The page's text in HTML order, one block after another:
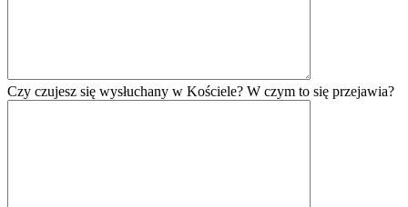
Czy czujesz się wysłuchany w Kościele? W czym to się przejawia?